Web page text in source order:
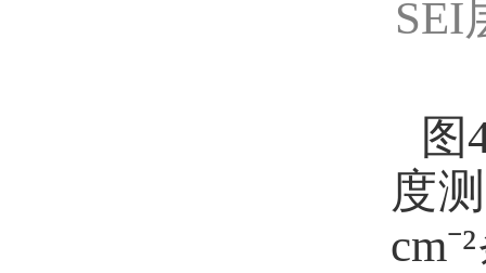
SEI
图
度
cm⁻²